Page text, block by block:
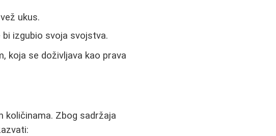
ukus.
izgubio svoja svojstva.
koja se doživljava kao prava
količinama. Zbog sadržaja